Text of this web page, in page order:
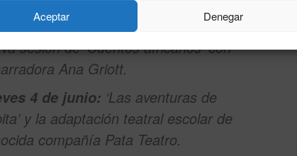
Aceptar Denegar
de mesa y literatura (Club de
de la Biblioteca Adolfo Suárez) y
sesión de ‘Cuentos africanos’ con
Ana Griott.
4 de junio: ‘Las aventuras de
y la adaptación teatral escolar de
compañía Pata Teatro.